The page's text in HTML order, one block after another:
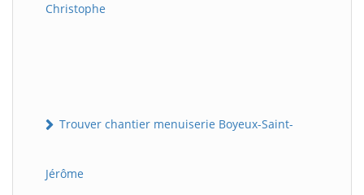
Christophe
Trouver chantier menuiserie Boyeux-Saint-
Jérôme